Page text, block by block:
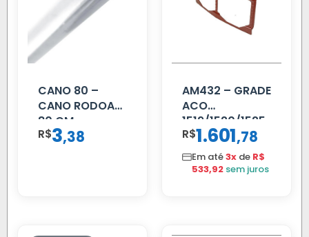
CANO 80 –
CANO RODOAR
80 CM
R$3,38
AM432 – GRADE
ACO
1519/1520/1525
R$1.601,78
Em até3x de R$
533,92 sem juros